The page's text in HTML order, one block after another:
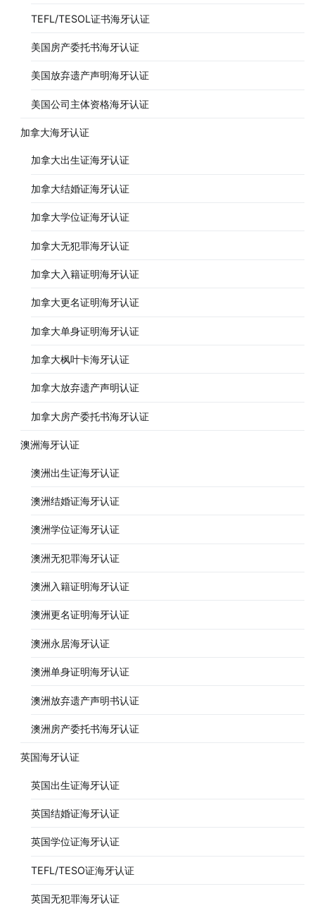
TEFL/TESOL证书海牙认证
美国房产委托书海牙认证
美国放弃遗产声明海牙认证
美国公司主体资格海牙认证
加拿大海牙认证
加拿大出生证海牙认证
加拿大结婚证海牙认证
加拿大学位证海牙认证
加拿大无犯罪海牙认证
加拿大入籍证明海牙认证
加拿大更名证明海牙认证
加拿大单身证明海牙认证
加拿大枫叶卡海牙认证
加拿大放弃遗产声明认证
加拿大房产委托书海牙认证
澳洲海牙认证
澳洲出生证海牙认证
澳洲结婚证海牙认证
澳洲学位证海牙认证
澳洲无犯罪海牙认证
澳洲入籍证明海牙认证
澳洲更名证明海牙认证
澳洲永居海牙认证
澳洲单身证明海牙认证
澳洲放弃遗产声明书认证
澳洲房产委托书海牙认证
英国海牙认证
英国出生证海牙认证
英国结婚证海牙认证
英国学位证海牙认证
TEFL/TESO证海牙认证
英国无犯罪海牙认证